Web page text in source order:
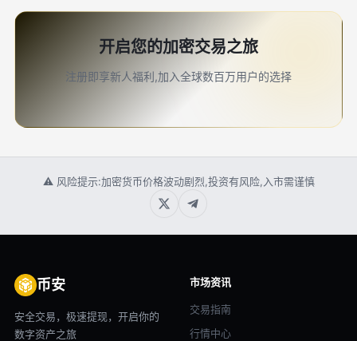
开启您的加密交易之旅
注册即享新人福利,加入全球数百万用户的选择
⚠ 风险提示:加密货币价格波动剧烈,投资有风险,入市需谨慎
币安
安全交易，极速提现，开启你的
数字资产之旅
市场资讯
交易指南
行情中心